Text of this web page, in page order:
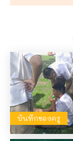
บันทึกของครู